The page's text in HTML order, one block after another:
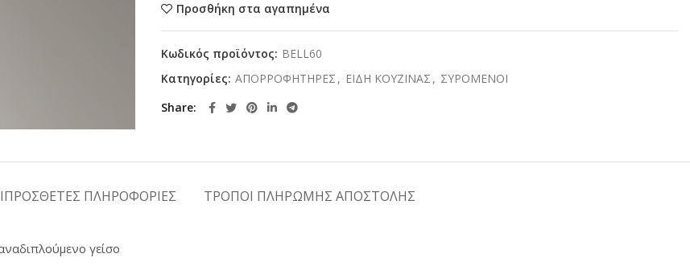
Προσθήκη στα αγαπημένα
Κωδικός προϊόντος: BELL60
Κατηγορίες: ΑΠΟΡΡΟΦΗΤΗΡΕΣ , ΕΙΔΗ ΚΟΥΖΙΝΑΣ , ΣΥΡΟΜΕΝΟΙ
Share
ΠΛΗΡΟΦΟΡΙΕΣ ΤΡΟΠΟΙ ΠΛΗΡΩΜΗΣ ΑΠΟΣΤΟΛΗΣ
γείσο